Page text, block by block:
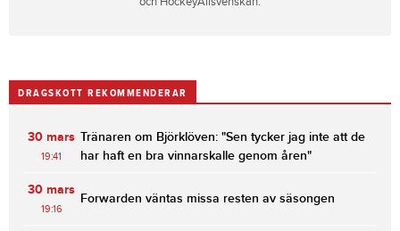
DRAGSKOTT REKOMMENDERAR
30 mars
19:41
Tränaren om Björklöven: "Sen tycker jag inte att de
har haft en bra vinnarskalle genom åren"
30 mars
19:16
Forwarden väntas missa resten av säsongen